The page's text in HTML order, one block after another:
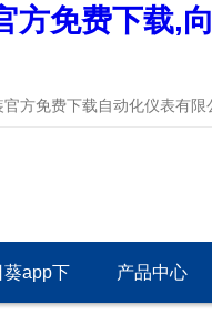
方免费下载,
免费下载自动化仪表有限公
葵app下 产品中心